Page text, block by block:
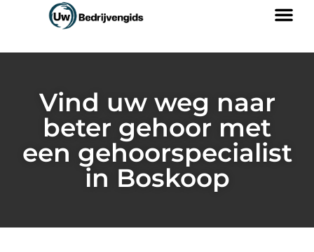
Vind uw weg naar
beter gehoor met
een gehoorspecialist
in Boskoop